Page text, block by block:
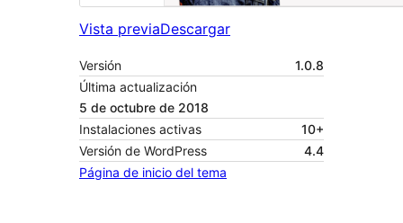
Vista previaDescargar
Versión
1.0.8
Última actualización
5 de octubre de 2018
Instalaciones activas
10+
Versión de WordPress
4.4
Página de inicio del tema